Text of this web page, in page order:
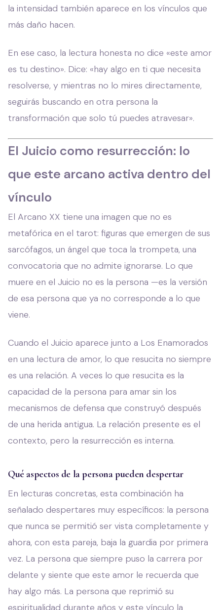
la intensidad también aparece en los vínculos que
más daño hacen.
En ese caso, la lectura honesta no dice «este amor
es tu destino». Dice: «hay algo en ti que necesita
resolverse, y mientras no lo mires directamente,
seguirás buscando en otra persona la
transformación que solo tú puedes atravesar».
El Juicio como resurrección: lo
que este arcano activa dentro del
vínculo
El Arcano XX tiene una imagen que no es
metafórica en el tarot: figuras que emergen de sus
sarcófagos, un ángel que toca la trompeta, una
convocatoria que no admite ignorarse. Lo que
muere en el Juicio no es la persona —es la versión
de esa persona que ya no corresponde a lo que
viene.
Cuando el Juicio aparece junto a Los Enamorados
en una lectura de amor, lo que resucita no siempre
es una relación. A veces lo que resucita es la
capacidad de la persona para amar sin los
mecanismos de defensa que construyó después
de una herida antigua. La relación presente es el
contexto, pero la resurrección es interna.
Qué aspectos de la persona pueden despertar
En lecturas concretas, esta combinación ha
señalado despertares muy específicos: la persona
que nunca se permitió ser vista completamente y
ahora, con esta pareja, baja la guardia por primera
vez. La persona que siempre puso la carrera por
delante y siente que este amor le recuerda que
hay algo más. La persona que reprimió su